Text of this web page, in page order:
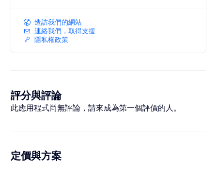
造訪我們的網站
連絡我們，取得支援
隱私權政策
評分與評論
此應用程式尚無評論，請來成為第一個評價的人。
定價與方案